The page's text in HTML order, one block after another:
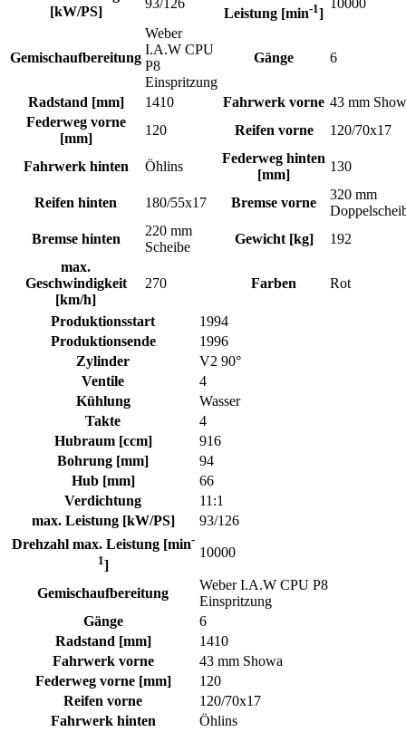
[kW/PS]
93/126
Leistung [min-1]
10000
Gemischaufbereitung
Weber
I.A.W CPU
P8
Einspritzung
Gänge 6
Radstand [mm] 1410 Fahrwerk vorne 43 mm
Federweg vorne
[mm]
120 Reifen vorne 120/70x17
Fahrwerk hinten Öhlins
Federweg hinten
[mm]
130
Reifen hinten 180/55x17 Bremse vorne
320 mm
Bremse hinten
220 mm
Scheibe
Gewicht [kg]
192
max.
Geschwindigkeit
[km/h]
270 Farben Rot
Produktionsstart
1994
Produktionsende
1996
Zylinder
V2 90°
Ventile
4
Kühlung
Wasser
Takte
4
Hubraum [ccm]
916
Bohrung [mm]
94
Hub [mm]
66
Verdichtung
11:1
max. Leistung [kW/PS]
93/126
Drehzahl max. Leistung [min-
1]
10000
Gemischaufbereitung
Weber I.A.W CPU P8
Einspritzung
Gänge
6
Radstand [mm]
1410
Fahrwerk vorne
43 mm Showa
Federweg vorne [mm]
120
Reifen vorne
120/70x17
Fahrwerk hinten
Öhlins